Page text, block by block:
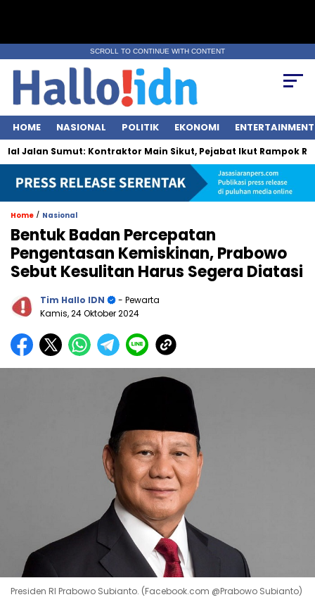
SCROLL TO CONTINUE WITH CONTENT
HOME NASIONAL POLITIK EKONOMI ENTERTAINMENT
Sumut: Kontraktor Main Sikut, Pejabat Ikut Rampok Rakyat
Home / Nasional
Bentuk Badan Percepatan
Pengentasan Kemiskinan, Prabowo
Sebut Kesulitan Harus Segera Diatasi
Tim Hallo IDN
- Pewarta
Kamis, 24 Oktober 2024
Presiden RI Prabowo Subianto. (Facebook.com @Prabowo Subianto)